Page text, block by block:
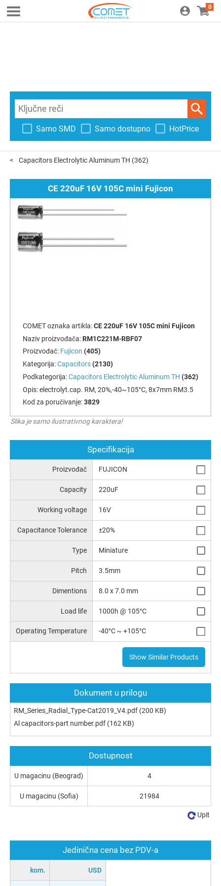
0
Samo SMD Samo dostupno HotPrice
Capacitors Electrolytic Aluminum TH (362)
CE 220uF 16V 105C mini Fujicon
COMET oznaka artikla:CE 220uF 16V 105C mini Fujicon
Naziv proizvođača: RM1C221M-RBF07
Proizvođač: Fujicon (405)
Kategorija:Capacitors(2130)
Podkategorija:Capacitors Electrolytic Aluminum TH (362)
Opis:electrolyt.cap. RM, 20%,-40~105°C, 8x7mm RM3.5
Kod za poručivanje:3829
Slika je samo ilustrativnog karaktera!
Specifikacija
Proizvođač FUJICON
Capacity 220uF
Working voltage 16V
Capacitance Tolerance ±20%
Type Miniature
Pitch 3.5mm
Dimentions 8.0 x 7.0 mm
Load life 1000h @ 105°C
Operating Temperature -40°C ~ +105°C
Show Similar Products
Dokument u prilogu
RM_Series_Radial_Type-Cat2019_V4.pdf (200 KB)
Al capacitors-part number.pdf (162 KB)
Jedinična cena bez PDV-a
kom. USD
Dostupnost
U magacinu (Beograd) 4
U magacinu (Sofia) 21984
Upit